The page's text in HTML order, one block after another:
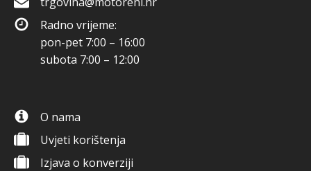
Radno vrijeme:
pon-pet 7:00 – 16:00
subota 7:00 – 12:00
O nama
Uvjeti korištenja
Izjava o konverziji